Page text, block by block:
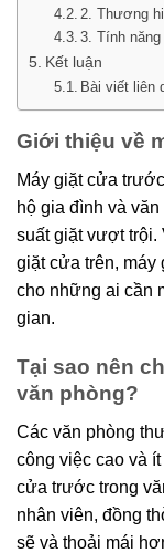
2. Thương
3. Tính
Kết luận
Bài viết liên
Giới thiệu về
Máy giặt cửa
hộ gia đình và
suất giặt vượt trội.
giặt cửa trên,
cho những ai cần
gian.
Tại sao nên
văn phòng?
Các văn phòng
công việc cao và
cửa trước trong
nhân viên, đồng
sẽ và thoải mái